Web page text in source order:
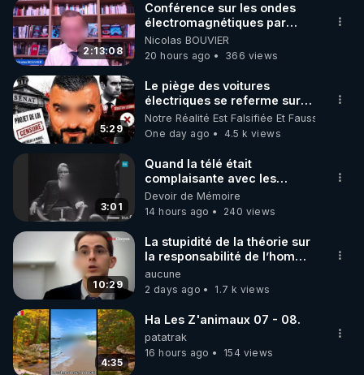
2:13:08
Conférence sur les ondes
électromagnétiques par
Grégoire Caustru et Bart de
Wever !
Nicolas BOUVIER
20 hours ago
366 views
5:29
Le piège des voitures
électriques se referme sur
les usagers !
Notre Réalité Est Falsifiée Et Fausse
One day ago
4.5 k views
3:01
Quand la télé était
complaisante avec les
pédophiles
Devoir de Mémoire
14 hours ago
240 views
10:29
La stupidité de la théorie sur
la responsabilité de l’homme
concernant le dioxyde de
carbone.
aucune
2 days ago
1.7 k views
4:35
Ha Les Z'animaux 07 - 08.
patatrak
16 hours ago
154 views